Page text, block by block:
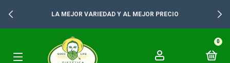
LA MEJOR VARIEDAD Y AL MEJOR PRECIO
0